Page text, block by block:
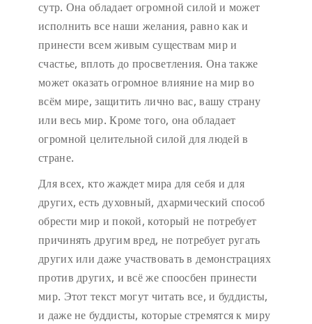
сутр. Она обладает огромной силой и может
исполнить все наши желания, равно как и
принести всем живым существам мир и
счастье, вплоть до просветления. Она также
может оказать огромное влияние на мир во
всём мире, защитить лично вас, вашу страну
или весь мир. Кроме того, она обладает
огромной целительной силой для людей в
стране.
Для всех, кто жаждет мира для себя и для
других, есть духовный, дхармический способ
обрести мир и покой, который не потребует
причинять другим вред, не потребует ругать
других или даже участвовать в демонстрациях
против других, и всё же споосбен принести
мир. Этот текст могут читать все, и буддисты,
и даже не буддисты, которые стремятся к миру